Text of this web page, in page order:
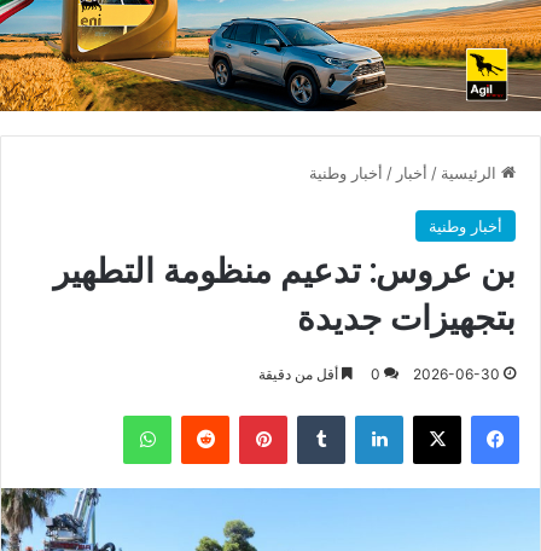
الرئيسية / أخبار / أخبار وطنية
أخبار وطنية
بن عروس: تدعيم منظومة التطهير
بتجهيزات جديدة
2026-06-30
0 أقل من دقيقة
فيسبوك X لينكدإن بينتيريست واتساب